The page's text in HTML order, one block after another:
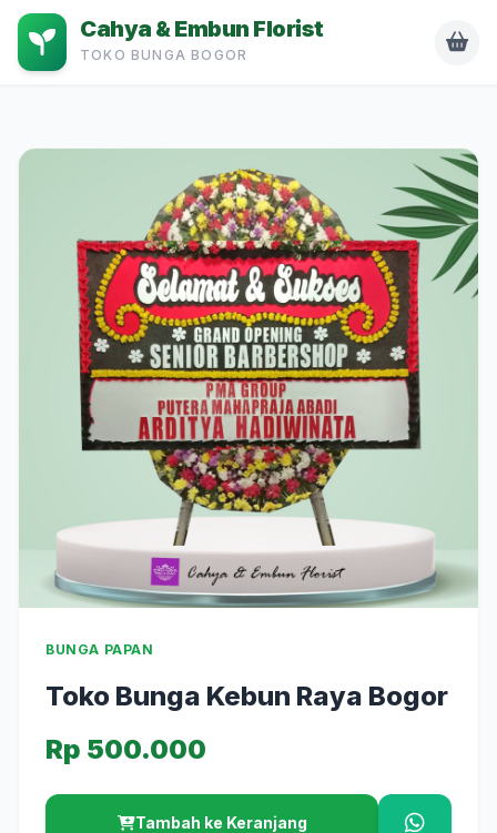
Cahya & Embun Florist
TOKO BUNGA BOGOR
BUNGA PAPAN
Toko Bunga Kebun Raya Bogor
Rp 500.000
Tambah ke Keranjang